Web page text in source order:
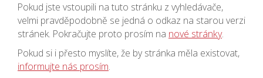
Pokud jste vstoupili na tuto stránku z vyhledávače,
velmi pravděpodobně se jedná o odkaz na starou verzi
stránek. Pokračujte proto prosím na nové stránky.
Pokud si i přesto myslíte, že by stránka měla existovat,
informujte nás prosím.